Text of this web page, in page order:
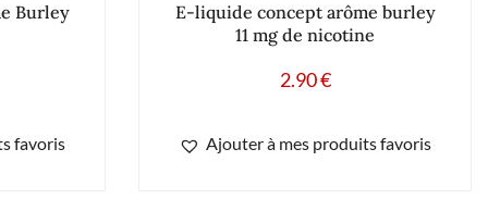
Burley
favoris
E-liquide concept arôme burley
11 mg de nicotine
2.90€
Ajouter à mes produits favoris